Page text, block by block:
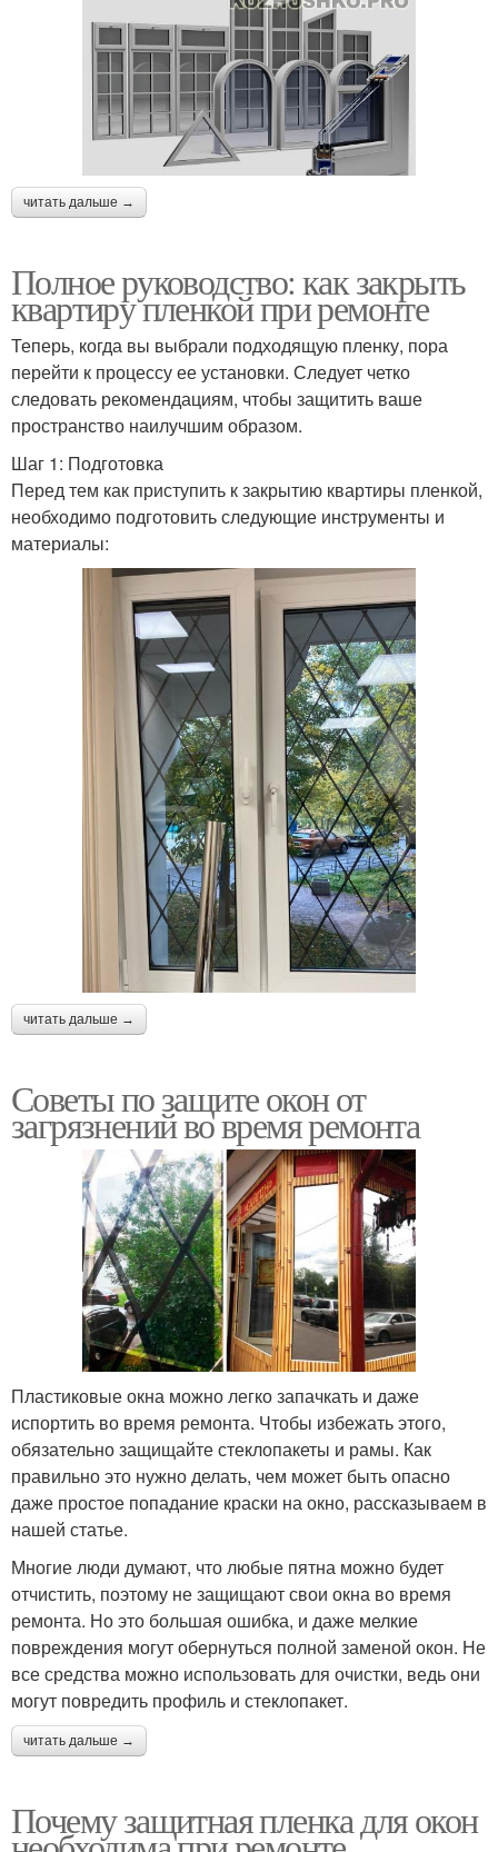
читать дальше →
Полное руководство: как закрыть
квартиру пленкой при ремонте
Теперь, когда вы выбрали подходящую пленку, пора
перейти к процессу ее установки. Следует четко
следовать рекомендациям, чтобы защитить ваше
пространство наилучшим образом.
Шаг 1: Подготовка
Перед тем как приступить к закрытию квартиры пленкой,
необходимо подготовить следующие инструменты и
материалы:
читать дальше →
Советы по защите окон от
загрязнений во время ремонта
Пластиковые окна можно легко запачкать и даже
испортить во время ремонта. Чтобы избежать этого,
обязательно защищайте стеклопакеты и рамы. Как
правильно это нужно делать, чем может быть опасно
даже простое попадание краски на окно, рассказываем в
нашей статье.
Многие люди думают, что любые пятна можно будет
отчистить, поэтому не защищают свои окна во время
ремонта. Но это большая ошибка, и даже мелкие
повреждения могут обернуться полной заменой окон. Не
все средства можно использовать для очистки, ведь они
могут повредить профиль и стеклопакет.
читать дальше →
Почему защитная пленка для окон